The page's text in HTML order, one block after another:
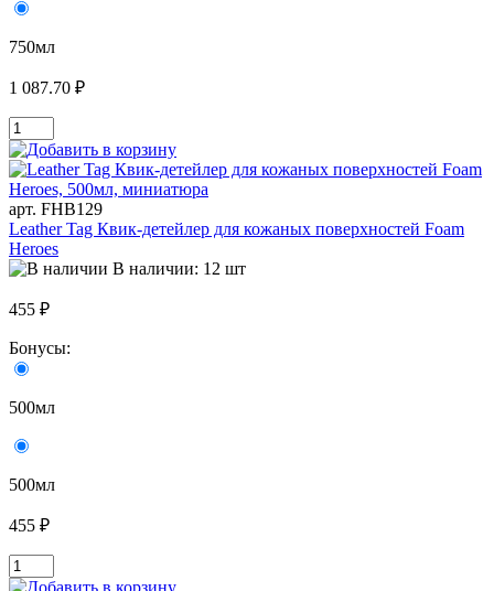
750мл
1 087.70 ₽
арт. FHB129
Leather Tag Квик-детейлер для кожаных поверхностей Foam
Heroes
В наличии: 12 шт
455 ₽
Бонусы:
500мл
500мл
455 ₽